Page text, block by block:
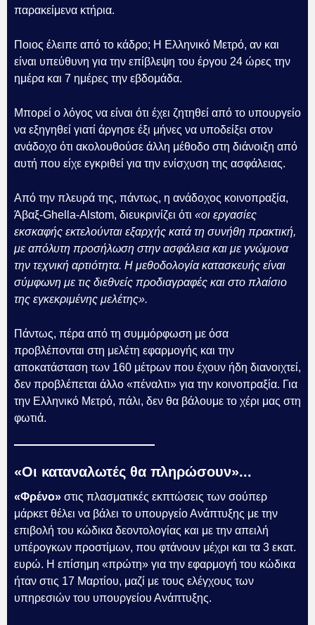
παρακείμενα κτήρια.
Ποιος έλειπε από το κάδρο; Η Ελληνικό Μετρό, αν και
είναι υπεύθυνη για την επίβλεψη του έργου 24 ώρες την
ημέρα και 7 ημέρες την εβδομάδα.
Μπορεί ο λόγος να είναι ότι έχει ζητηθεί από το υπουργείο
να εξηγηθεί γιατί άργησε έξι μήνες να υποδείξει στον
ανάδοχο ότι ακολουθούσε άλλη μέθοδο στη διάνοιξη από
αυτή που είχε εγκριθεί για την ενίσχυση της ασφάλειας.
Από την πλευρά της, πάντως, η ανάδοχος κοινοπραξία,
Άβαξ-Ghella-Alstom, διευκρινίζει ότι «οι εργασίες
εκσκαφής εκτελούνται εξαρχής κατά τη συνήθη πρακτική,
με απόλυτη προσήλωση στην ασφάλεια και με γνώμονα
την τεχνική αρτιότητα. Η μεθοδολογία κατασκευής είναι
σύμφωνη με τις διεθνείς προδιαγραφές και στο πλαίσιο
της εγκεκριμένης μελέτης».
Πάντως, πέρα από τη συμμόρφωση με όσα
προβλέπονται στη μελέτη εφαρμογής και την
αποκατάσταση των 160 μέτρων που έχουν ήδη διανοιχτεί,
δεν προβλέπεται άλλο «πέναλτι» για την κοινοπραξία. Για
την Ελληνικό Μετρό, πάλι, δεν θα βάλουμε το χέρι μας στη
φωτιά.
«Οι καταναλωτές θα πληρώσουν»...
«Φρένο» στις πλασματικές εκπτώσεις των σούπερ
μάρκετ θέλει να βάλει το υπουργείο Ανάπτυξης με την
επιβολή του κώδικα δεοντολογίας και με την απειλή
υπέρογκων προστίμων, που φτάνουν μέχρι και τα 3 εκατ.
ευρώ. Η επίσημη «πρώτη» για την εφαρμογή του κώδικα
ήταν στις 17 Μαρτίου, μαζί με τους ελέγχους των
υπηρεσιών του υπουργείου Ανάπτυξης.